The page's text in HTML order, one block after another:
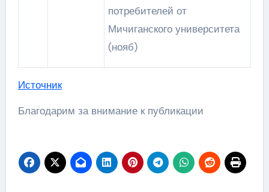
потребителей от
Мичиганского университета
(нояб)
Источник
Благодарим за внимание к публикации